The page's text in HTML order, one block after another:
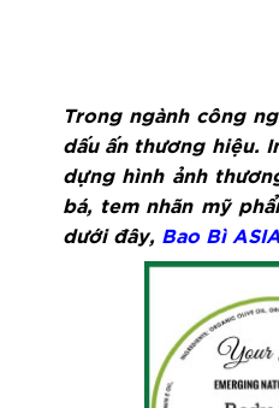
Trong ngành công
dấu ấn thương hiệu.
dựng hình ảnh
bá, tem nhãn mỹ
dưới đây, Bao Bì ASIA